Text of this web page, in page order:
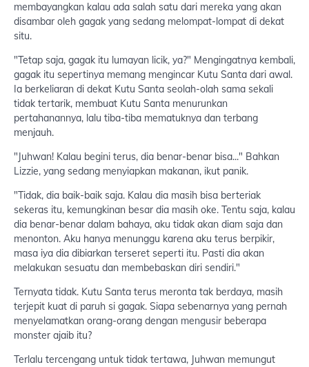
membayangkan kalau ada salah satu dari mereka yang akan
disambar oleh gagak yang sedang melompat-lompat di dekat
situ.
"Tetap saja, gagak itu lumayan licik, ya?" Mengingatnya kembali,
gagak itu sepertinya memang mengincar Kutu Santa dari awal.
Ia berkeliaran di dekat Kutu Santa seolah-olah sama sekali
tidak tertarik, membuat Kutu Santa menurunkan
pertahanannya, lalu tiba-tiba mematuknya dan terbang
menjauh.
"Juhwan! Kalau begini terus, dia benar-benar bisa..." Bahkan
Lizzie, yang sedang menyiapkan makanan, ikut panik.
"Tidak, dia baik-baik saja. Kalau dia masih bisa berteriak
sekeras itu, kemungkinan besar dia masih oke. Tentu saja, kalau
dia benar-benar dalam bahaya, aku tidak akan diam saja dan
menonton. Aku hanya menunggu karena aku terus berpikir,
masa iya dia dibiarkan terseret seperti itu. Pasti dia akan
melakukan sesuatu dan membebaskan diri sendiri."
Ternyata tidak. Kutu Santa terus meronta tak berdaya, masih
terjepit kuat di paruh si gagak. Siapa sebenarnya yang pernah
menyelamatkan orang-orang dengan mengusir beberapa
monster ajaib itu?
Terlalu tercengang untuk tidak tertawa, Juhwan memungut